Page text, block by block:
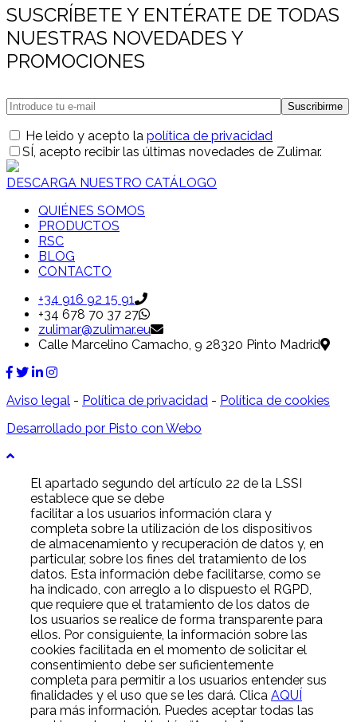
SUSCRÍBETE Y ENTÉRATE DE TODAS
NUESTRAS NOVEDADES Y
PROMOCIONES
He leido y acepto la política de privacidad
SÍ , acepto recibir las últimas novedades de Zulimar.
DESCARGA NUESTRO CATÁLOGO
QUIÉNES SOMOS
PRODUCTOS
RSC
BLOG
CONTACTO
+34 916 92 15 91
+34 678 70 37 27
zulimar@zulimar.eu
Calle Marcelino Camacho, 9 28320 Pinto Madrid
Aviso legal - Política de privacidad - Política de cookies
Desarrollado por Pisto con Webo
El apartado segundo del artículo 22 de la LSSI
establece que se debe
facilitar a los usuarios información clara y
completa sobre la utilización de los dispositivos
de almacenamiento y recuperación de datos y, en
particular, sobre los fines del tratamiento de los
datos. Esta información debe facilitarse, como se
ha indicado, con arreglo a lo dispuesto el RGPD,
que requiere que el tratamiento de los datos de
los usuarios se realice de forma transparente para
ellos. Por consiguiente, la información sobre las
cookies facilitada en el momento de solicitar el
consentimiento debe ser suficientemente
completa para permitir a los usuarios entender sus
finalidades y el uso que se les dará. Clica AQUÍ
para más información. Puedes aceptar todas las